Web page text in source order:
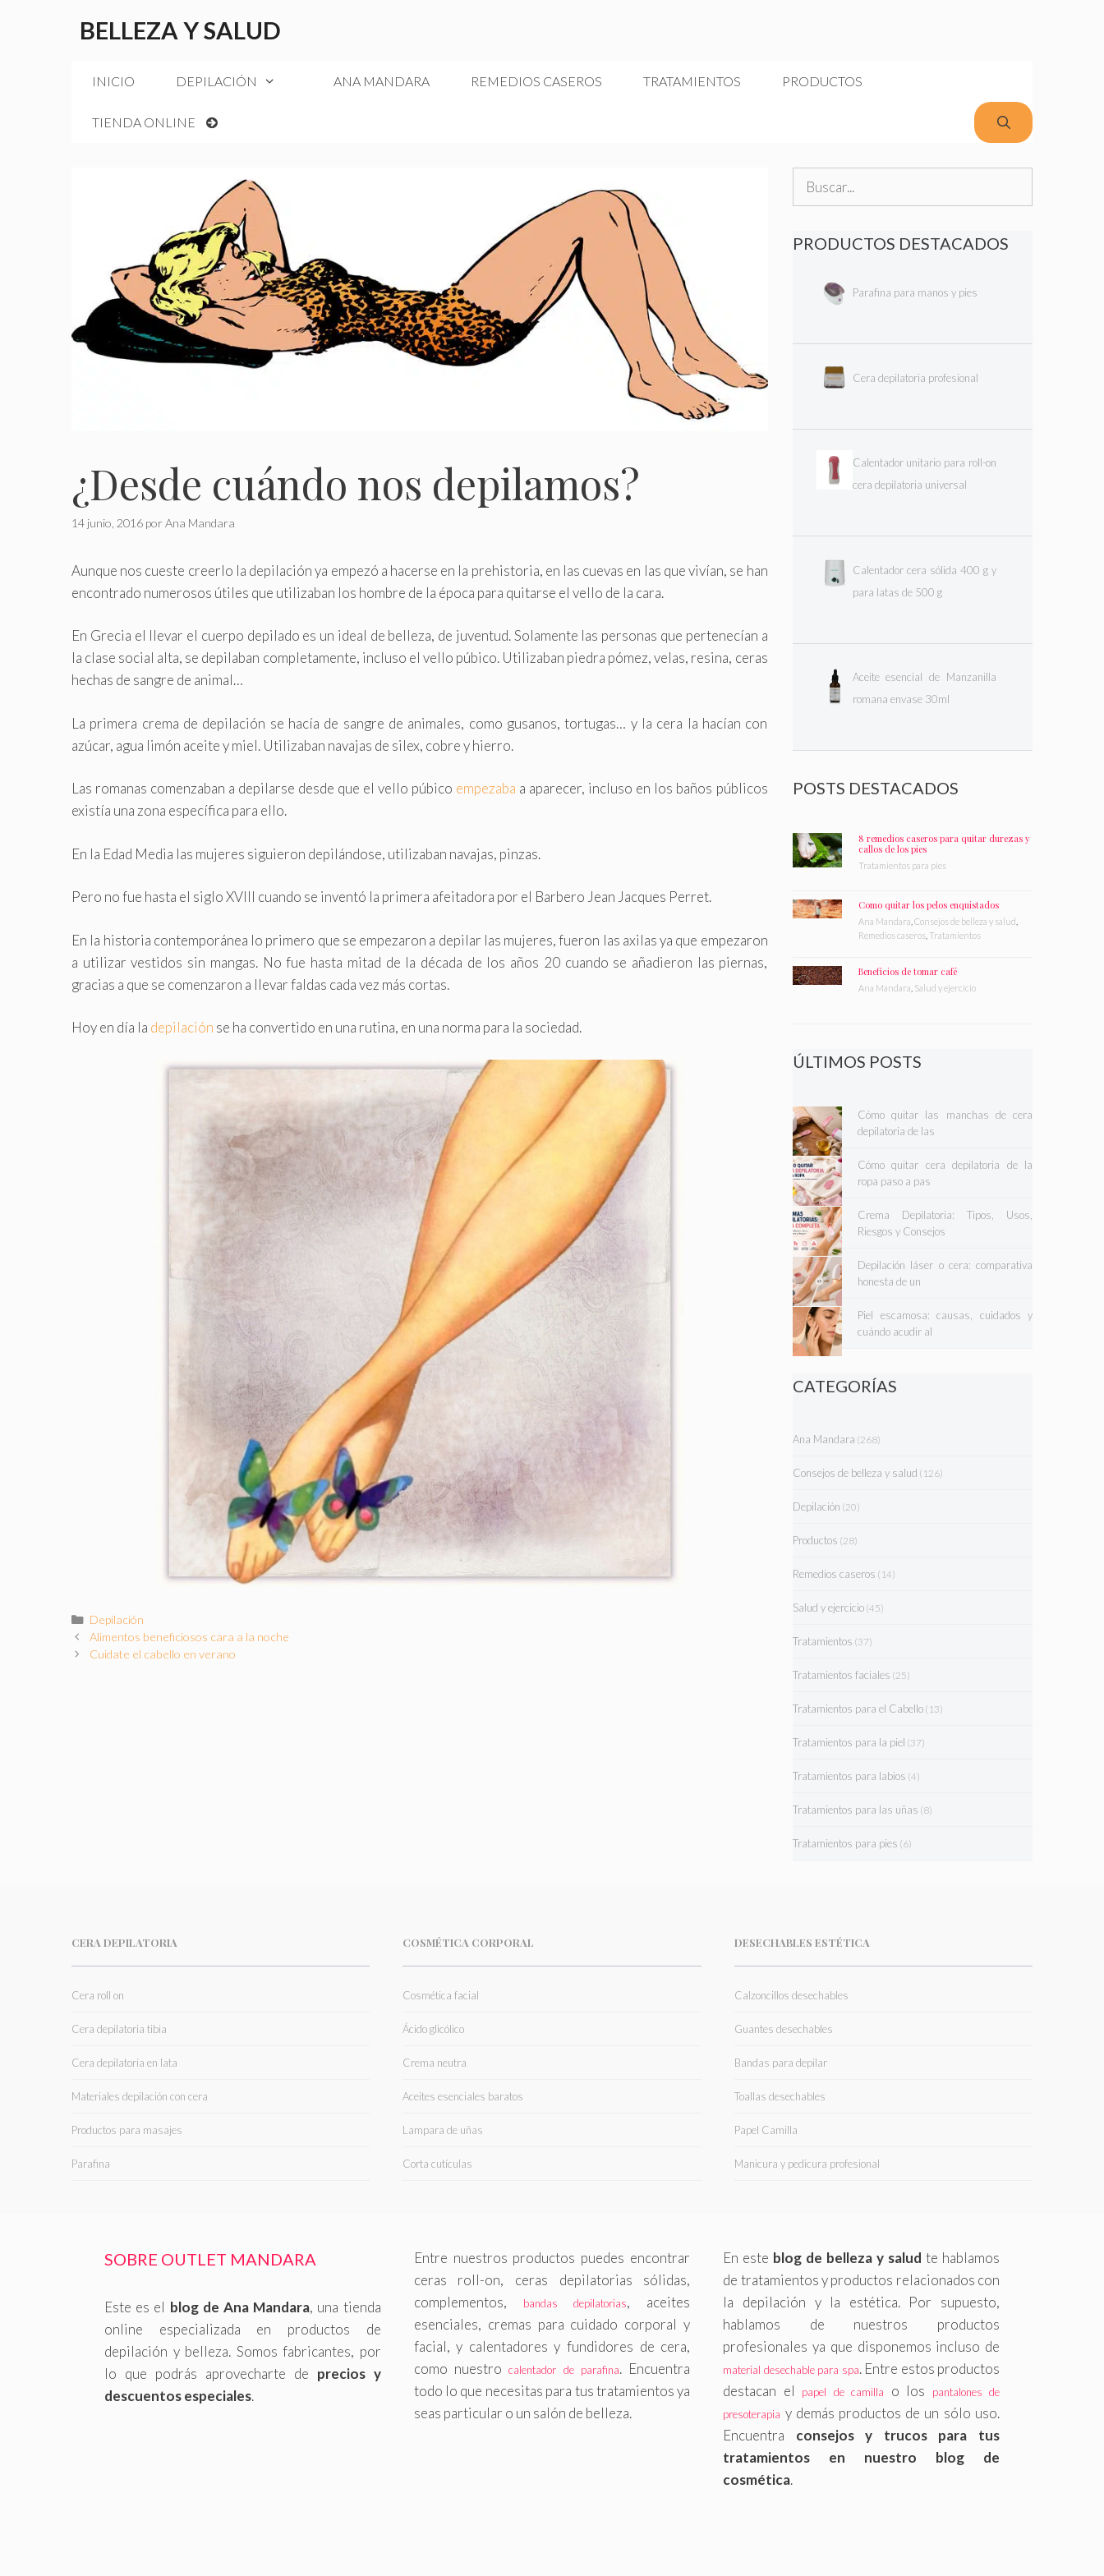
BELLEZA Y SALUD
INICIO DEPILACIÓN ANA MANDARA REMEDIOS CASEROS TRATAMIENTOS PRODUCTOS
TIENDA ONLINE
¿Desde cuándo nos depilamos?
14 junio, 2016 porAna Mandara
Aunque nos cueste creerlo la depilación ya empezó a hacerse en la prehistoria, en las cuevas en las que vivían, se han
encontrado numerosos útiles que utilizaban los hombre de la época para quitarse el vello de la cara.
En Grecia el llevar el cuerpo depilado es un ideal de belleza, de juventud. Solamente las personas que pertenecían a
la clase social alta, se depilaban completamente, incluso el vello púbico. Utilizaban piedra pómez, velas, resina, ceras
hechas de sangre de animal…
La primera crema de depilación se hacía de sangre de animales, como gusanos, tortugas… y la cera la hacían con
azúcar, agua limón aceite y miel. Utilizaban navajas de silex, cobre y hierro.
Las romanas comenzaban a depilarse desde que el vello púbico empezaba a aparecer, incluso en los baños públicos
existía una zona específica para ello.
En la Edad Media las mujeres siguieron depilándose, utilizaban navajas, pinzas.
Pero no fue hasta el siglo XVIII cuando se inventó la primera afeitadora por el Barbero Jean Jacques Perret.
En la historia contemporánea lo primero que se empezaron a depilar las mujeres, fueron las axilas ya que empezaron
a utilizar vestidos sin mangas. No fue hasta mitad de la década de los años 20 cuando se añadieron las piernas,
gracias a que se comenzaron a llevar faldas cada vez más cortas.
Hoy en día la depilación se ha convertido en una rutina, en una norma para la sociedad.
Categorías
Depilación
Alimentos beneficiosos cara a la noche
Cuidate el cabello en verano
Buscar:
PRODUCTOS DESTACADOS
Parafina para manos y pies
Cera depilatoria profesional
Calentador unitario para roll-on
cera depilatoria universal
Calentador cera sólida 400 g y
para latas de 500 g
Aceite esencial de Manzanilla
romana envase 30ml
POSTS DESTACADOS
8 remedios caseros para quitar durezas y
callos de los pies
Tratamientos para pies
Como quitar los pelos enquistados
Ana Mandara Consejos de belleza y salud
Remedios caseros, Tratamientos
Beneficios de tomar café
Ana Mandara Salud y ejercicio
ÚLTIMOS POSTS
Cómo quitar las manchas de cera
depilatoria de las
Cómo quitar cera depilatoria de la
ropa paso a pas
Crema Depilatoria: Tipos, Usos,
Riesgos y Consejos
Depilación láser o cera: comparativa
honesta de un
Piel escamosa: causas, cuidados y
cuándo acudir al
CATEGORÍAS
Ana Mandara (268)
Consejos de belleza y salud (126)
Depilación (20)
Productos (28)
Remedios caseros (14)
Salud y ejercicio(45)
Tratamientos (37)
Tratamientos faciales (25)
Tratamientos para el Cabello(13)
Tratamientos para la piel (37)
Tratamientos para labios (4)
Tratamientos para las uñas (8)
Tratamientos para pies (6)
CERA DEPILATORIA
Cera roll on
Cera depilatoria tibia
Cera depilatoria en lata
Materiales depilación con cera
Productos para masajes
Parafina
COSMÉTICA CORPORAL
Cosmética facial
Ácido glicólico
Crema neutra
Aceites esenciales baratos
Lampara de uñas
Corta cutículas
DESECHABLES ESTÉTICA
Calzoncillos desechables
Guantes desechables
Bandas para depilar
Toallas desechables
Papel Camilla
Manicura y pedicura profesional
SOBRE OUTLET MANDARA
Este es el blog de Ana Mandara, una tienda
online especializada en productos de
depilación y belleza. Somos fabricantes, por
lo que podrás aprovecharte de precios y
descuentos especiales.
Entre nuestros productos puedes encontrar
ceras roll-on, ceras depilatorias sólidas,
complementos,
bandas depilatorias, aceites
esenciales, cremas para cuidado corporal y
facial, y calentadores y fundidores de cera,
como nuestrocalentador de parafina. Encuentra
todo lo que necesitas para tus tratamientos ya
seas particular o un salón de belleza.
En este blog de belleza y salud te hablamos
de tratamientos y productos relacionados con
la depilación y la estética. Por supuesto,
hablamos de nuestros productos
profesionales ya que disponemos incluso de
material desechable para spa. Entre estos productos
destacan el
papel de camilla o los
pantalones de
presoterapia y demás productos de un sólo uso.
Encuentra consejos y trucos para tus
tratamientos en nuestro blog de
cosmética.